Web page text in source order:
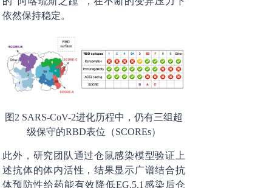
依然保持稳定。
图2 SARS-CoV-2进化历程中，仍有三组超
级保守的RBD表位（SCOREs）
此外，研究团队通过仓鼠感染模型验证上
述抗体的体内活性，结果显示广谱结合抗
体预防性给药能有效降低EG.5.1感染后仓